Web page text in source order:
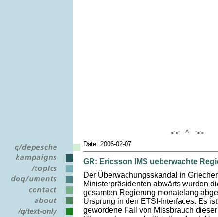
<< ^ >>
Date: 2006-02-07
GR: Ericsson IMS ueberwachte
Der Überwachungsskandal in
Ministerpräsidenten abwärts wurden
gesamten Regierung monatelang
Ursprung in den ETSI-Interfaces. Es
gewordene Fall von Missbrauch